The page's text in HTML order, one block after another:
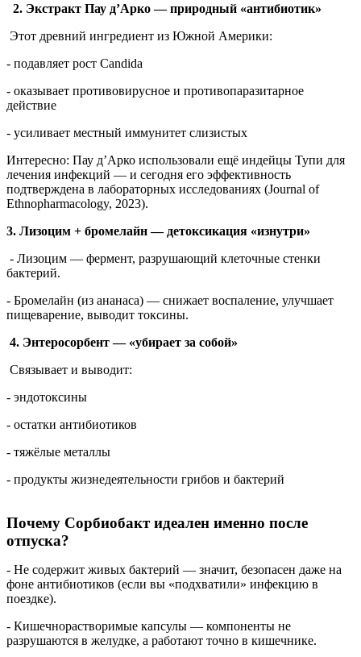
2. Экстракт Пау д’Арко — природный «антибиотик»
Этот древний ингредиент из Южной Америки:
- подавляет рост Candida
- оказывает противовирусное и противопаразитарное
действие
- усиливает местный иммунитет слизистых
Интересно: Пау д’Арко использовали ещё индейцы Тупи для
лечения инфекций — и сегодня его эффективность
подтверждена в лабораторных исследованиях (Journal of
Ethnopharmacology, 2023).
3. Лизоцим + бромелайн — детоксикация «изнутри»
- Лизоцим — фермент, разрушающий клеточные стенки
бактерий.
- Бромелайн (из ананаса) — снижает воспаление, улучшает
пищеварение, выводит токсины.
4. Энтеросорбент — «убирает за собой»
Связывает и выводит:
- эндотоксины
- остатки антибиотиков
- тяжёлые металлы
- продукты жизнедеятельности грибов и бактерий
Почему Сорбиобакт идеален именно после
отпуска?
- Не содержит живых бактерий — значит, безопасен даже на
фоне антибиотиков (если вы «подхватили» инфекцию в
поездке).
- Кишечнорастворимые капсулы — компоненты не
разрушаются в желудке, а работают точно в кишечнике.